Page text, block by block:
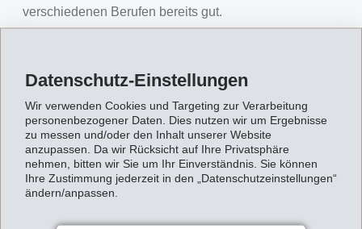
Datenschutz-Einstellungen
Wir verwenden Cookies und Targeting zur Verarbeitung
personenbezogener Daten. Dies nutzen wir um Ergebnisse
zu messen und/oder den Inhalt unserer Website
anzupassen. Da wir Rücksicht auf Ihre Privatsphäre
nehmen, bitten wir Sie um Ihr Einverständnis. Sie können
Ihre Zustimmung jederzeit in den „Datenschutzeinstellungen“
ändern/anpassen.
verschiedenen Berufen bereits gut.
mit 5 EMS-Berufsbildnern rund 200 Tage harte Arbeit,
also etwa so viel, wie ein Mitarbeiter der Gemeinde in
einem ganzen Jahr zu leisten vermag. Auch die
Gemeinde Bregaglia sieht den Einsatz durchwegs
positiv: "Wir Bergeller schätzen den tatkräftigen und
unentgeltlichen Unterstützungseinsatz der EMS-
Lernenden sehr", meint Fernando Giovanoli, Vize-